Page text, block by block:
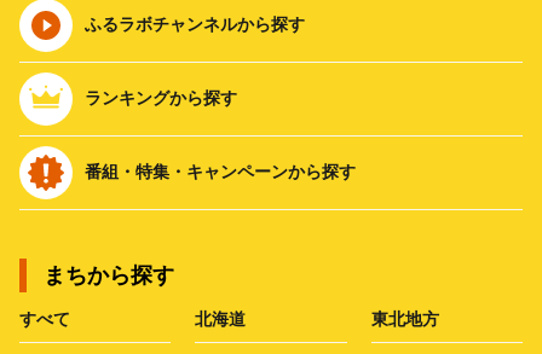
ふるラボチャンネルから探す
ランキングから探す
番組・特集・キャンペーンから探す
まちから探す
すべて 北海道 東北地方